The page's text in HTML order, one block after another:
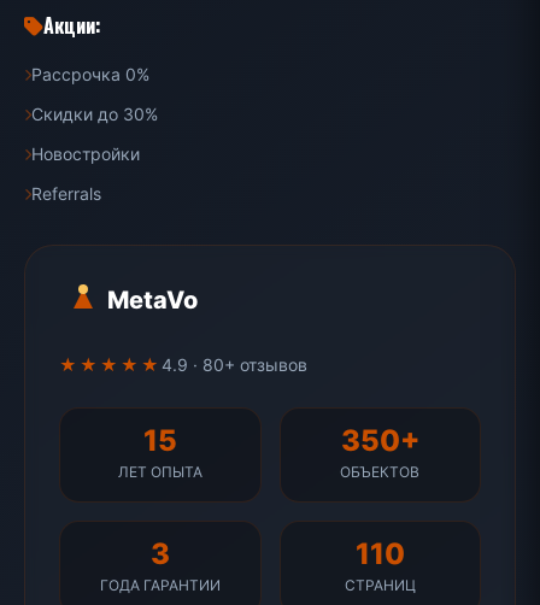
MetaVo
★★★★★ 4.9 · 80+ отзывов
15
ЛЕТ ОПЫТА
350+
ОБЪЕКТОВ
3
ГОДА ГАРАНТИИ
110
СТРАНИЦ
Акции:
Рассрочка 0%
Скидки до 30%
Новостройки
Referrals